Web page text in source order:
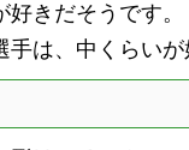
きだそうです
は、中くらいが